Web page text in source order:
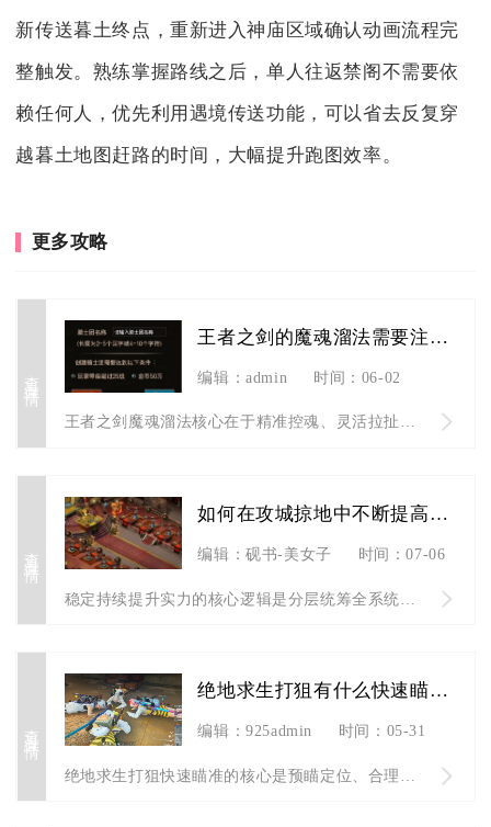
新传送暮土终点，重新进入神庙区域确认动画流程完
整触发。熟练掌握路线之后，单人往返禁阁不需要依
赖任何人，优先利用遇境传送功能，可以省去反复穿
越暮土地图赶路的时间，大幅提升跑图效率。
更多攻略
王者之剑的魔魂溜法需要注意什么
编辑：admin 时间：06-02
王者之剑魔魂溜法核心在于精准控魂、灵活拉扯、抓准技能节奏并规...
查看详情
如何在攻城掠地中不断提高实力水平
编辑：砚书-美女子 时间：07-06
查看详情
绝地求生打狙有什么快速瞄准的技巧
编辑：925admin 时间：05-31